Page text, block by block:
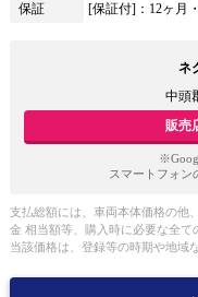
保証
[保証付]：12ヶ月
ネ
中頭
販売
スマートフォン
支払総額には、車両本体価格の他
金 相当額等、購入時に必要な全て
当該価格は、登録等の時期や地域